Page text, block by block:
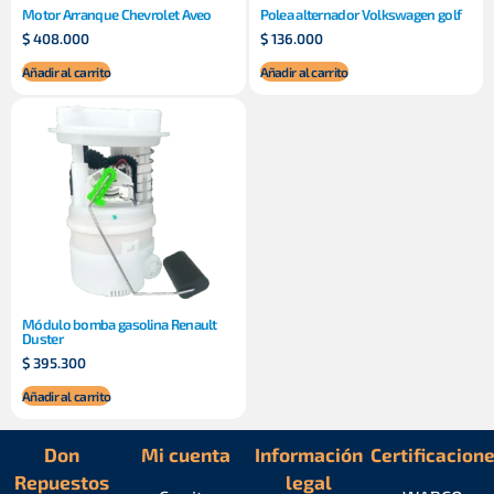
Motor Arranque Chevrolet Aveo
$408.000
Añadir al carrito
Polea alternador Volkswagen golf
$136.000
Añadir al carrito
Módulo bomba gasolina Renault
Duster
$395.300
Añadir al carrito
Don
Repuestos
Mi cuenta
Información
legal